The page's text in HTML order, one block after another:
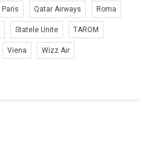
Paris Qatar Airways Roma
Statele Unite TAROM
Viena Wizz Air